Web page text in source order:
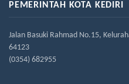
PEMERINTAH KOTA KEDIRI
Jalan Basuki Rahmad No.15,
64123
(0354) 682955